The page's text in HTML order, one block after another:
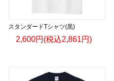
スタンダードTシャツ(黒)
2,600円(税込2,861円)